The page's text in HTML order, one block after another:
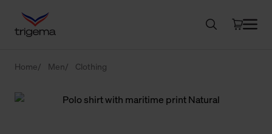
Home Men Clothing